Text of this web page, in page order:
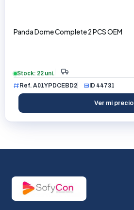
Panda Dome Complete 2 PCS OEM
Stock: 22 uni.
Ref. A01YPDCEBD2
ID 44731
Ver mi precio